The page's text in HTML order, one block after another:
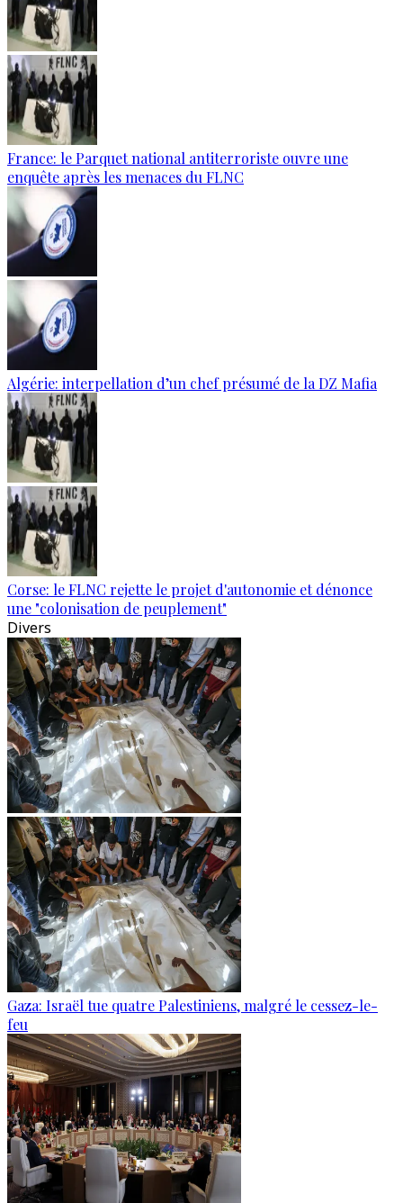
France: le Parquet national antiterroriste ouvre une
enquête après les menaces du FLNC
Algérie: interpellation d’un chef présumé de la DZ Mafia
Corse: le FLNC rejette le projet d'autonomie et dénonce
une "colonisation de peuplement"
Divers
Gaza: Israël tue quatre Palestiniens, malgré le cessez-le-
feu